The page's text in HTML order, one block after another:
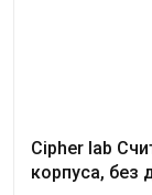
Cipher lab
корпуса, без